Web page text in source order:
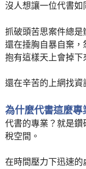
沒人想讓一位代書如
抓破頭苦思案件總是
還在捶胸自暴自棄
抱有這樣天上會掉下
還在辛苦的上網找資
為什麼代書這麼
代書的專業？就是
稅空間。
在時間壓力下迅速